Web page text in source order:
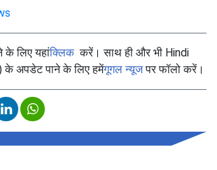
लिए यहांक्लिककरें। साथ ही और भी Hindi
के अपडेट पाने के लिए हमेंगूगल न्यूजपर फॉलो करें।